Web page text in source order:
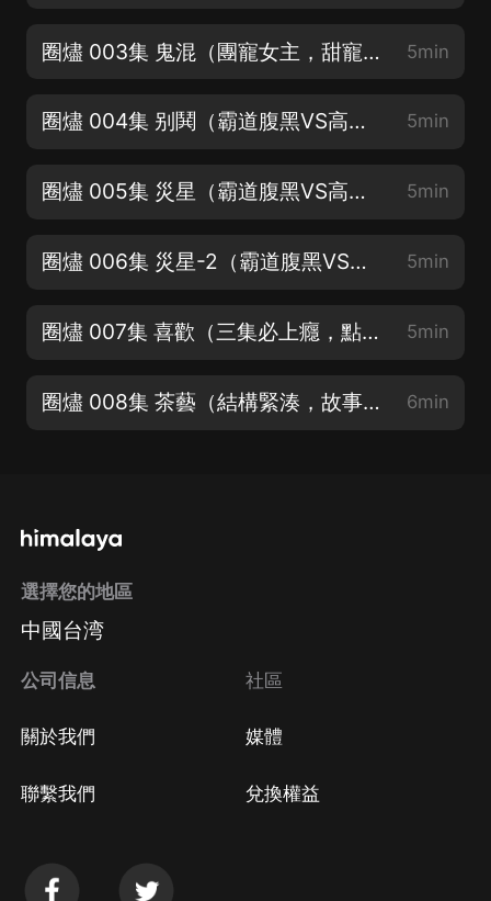
圈燼 003集 鬼混（團寵女主，甜寵加倍 ，三集上癮不要錯過） 5min
圈燼 004集 别鬨（霸道腹黑VS高冷記仇，訂閱才能看到更新 ） 5min
圈燼 005集 災星（霸道腹黑VS高冷記仇，訂閱才能看到更新 ） 5min
圈燼 006集 災星-2（霸道腹黑VS高冷記仇，訂閱才能看到更新 ） 5min
圈燼 007集 喜歡（三集必上癮，點擊可收聽↑ ↑ 下滑有驚喜↓ ↓ ） 5min
圈燼 008集 茶藝（結構緊湊，故事內容精彩， 走過路過莫錯過） 6min
選擇您的地區
中國台湾
公司信息
關於我們
聯繫我們
社區
媒體
兌換權益